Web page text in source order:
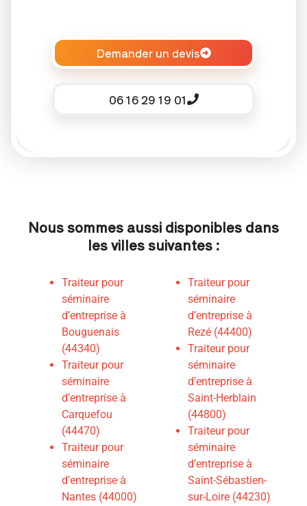
Demander un devis
06 16 29 19 01
Nous sommes aussi disponibles dans
les villes suivantes :
Traiteur pour
séminaire
d’entreprise à
Bouguenais
(44340)
Traiteur pour
séminaire
d’entreprise à
Carquefou
(44470)
Traiteur pour
séminaire
d’entreprise à
Nantes (44000)
Traiteur pour
séminaire
d’entreprise à
Rezé (44400)
Traiteur pour
séminaire
d’entreprise à
Saint-Herblain
(44800)
Traiteur pour
séminaire
d’entreprise à
Saint-Sébastien-
sur-Loire (44230)